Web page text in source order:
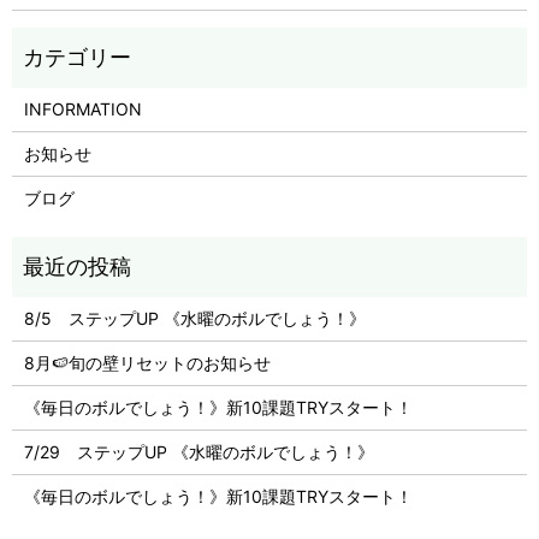
INFORMATION
お知らせ
ブログ
8/5 ステップUP 《水曜のボルでしょう！》
8月🍉旬の壁リセットのお知らせ
《毎日のボルでしょう！》新10課題TRYスタート！
7/29 ステップUP 《水曜のボルでしょう！》
《毎日のボルでしょう！》新10課題TRYスタート！